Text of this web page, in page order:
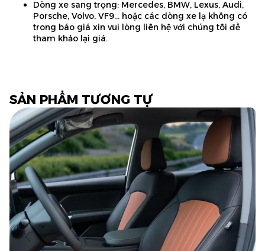
Dòng xe sang trọng: Mercedes, BMW, Lexus, Audi,
Porsche, Volvo, VF9… hoặc các dòng xe lạ không có
trong báo giá xin vui lòng liên hệ với chúng tôi để
tham khảo lại giá.
SẢN PHẨM TƯƠNG TỰ